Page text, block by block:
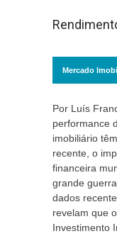
Mercado
Por Luís
performance
imobiliário
recente, o
financeira
grande
dados
revelam que
Investimento